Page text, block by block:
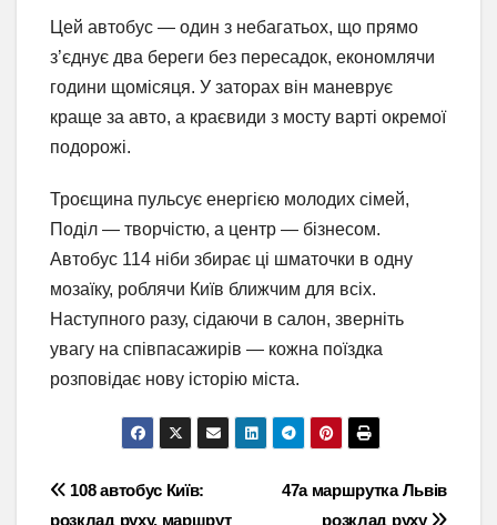
Цей автобус — один з небагатьох, що прямо
з’єднує два береги без пересадок, економлячи
години щомісяця. У заторах він маневрує
краще за авто, а краєвиди з мосту варті окремої
подорожі.
Троєщина пульсує енергією молодих сімей,
Поділ — творчістю, а центр — бізнесом.
Автобус 114 ніби збирає ці шматочки в одну
мозаїку, роблячи Київ ближчим для всіх.
Наступного разу, сідаючи в салон, зверніть
увагу на співпасажирів — кожна поїздка
розповідає нову історію міста.
Навігація
47а маршрутка Львів
розклад руху
108 автобус Київ:
розклад руху, маршрут